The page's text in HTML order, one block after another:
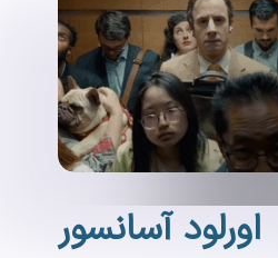
اورلود آسانسور